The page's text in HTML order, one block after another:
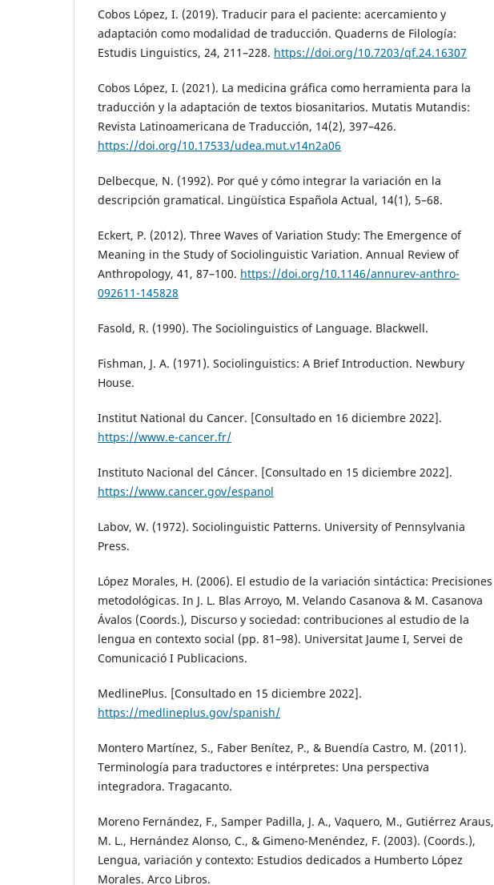
Cobos López, I. (2019). Traducir para el paciente: acercamiento y
adaptación como modalidad de traducción. Quaderns de Filología:
Estudis Linguistics, 24, 211–228. https://doi.org/10.7203/qf.24.16307
Cobos López, I. (2021). La medicina gráfica como herramienta para la
traducción y la adaptación de textos biosanitarios. Mutatis Mutandis:
Revista Latinoamericana de Traducción, 14(2), 397–426.
https://doi.org/10.17533/udea.mut.v14n2a06
Delbecque, N. (1992). Por qué y cómo integrar la variación en la
descripción gramatical. Lingüística Española Actual, 14(1), 5–68.
Eckert, P. (2012). Three Waves of Variation Study: The Emergence of
Meaning in the Study of Sociolinguistic Variation. Annual Review of
Anthropology, 41, 87–100. https://doi.org/10.1146/annurev-anthro-
092611-145828
Fasold, R. (1990). The Sociolinguistics of Language. Blackwell.
Fishman, J. A. (1971). Sociolinguistics: A Brief Introduction. Newbury
House.
Institut National du Cancer. [Consultado en 16 diciembre 2022].
https://www.e-cancer.fr/
Instituto Nacional del Cáncer. [Consultado en 15 diciembre 2022].
https://www.cancer.gov/espanol
Labov, W. (1972). Sociolinguistic Patterns. University of Pennsylvania
Press.
López Morales, H. (2006). El estudio de la variación sintáctica: Precisiones
metodológicas. In J. L. Blas Arroyo, M. Velando Casanova & M. Casanova
Ávalos (Coords.), Discurso y sociedad: contribuciones al estudio de la
lengua en contexto social (pp. 81–98). Universitat Jaume I, Servei de
Comunicació I Publicacions.
MedlinePlus. [Consultado en 15 diciembre 2022].
https://medlineplus.gov/spanish/
Montero Martínez, S., Faber Benítez, P., & Buendía Castro, M. (2011).
Terminología para traductores e intérpretes: Una perspectiva
integradora. Tragacanto.
Moreno Fernández, F., Samper Padilla, J. A., Vaquero, M., Gutiérrez Araus,
M. L., Hernández Alonso, C., & Gimeno-Menéndez, F. (2003). (Coords.),
Lengua, variación y contexto: Estudios dedicados a Humberto López
Morales. Arco Libros.